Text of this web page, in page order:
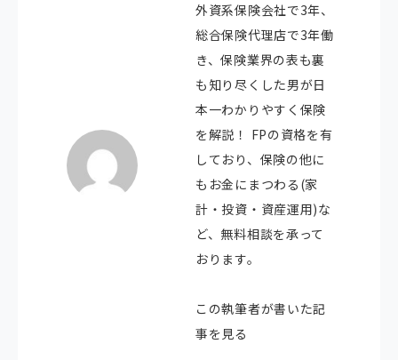
外資系保険会社で3年、
総合保険代理店で3年働
き、保険業界の表も裏
も知り尽くした男が日
本一わかりやすく保険
を解説！ FPの資格を有
しており、保険の他に
もお金にまつわる(家
計・投資・資産運用)な
ど、無料相談を承って
おります。
この執筆者が書いた記
事を見る